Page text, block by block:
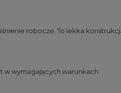
robocze. To lekka
w wymagających warunkach.